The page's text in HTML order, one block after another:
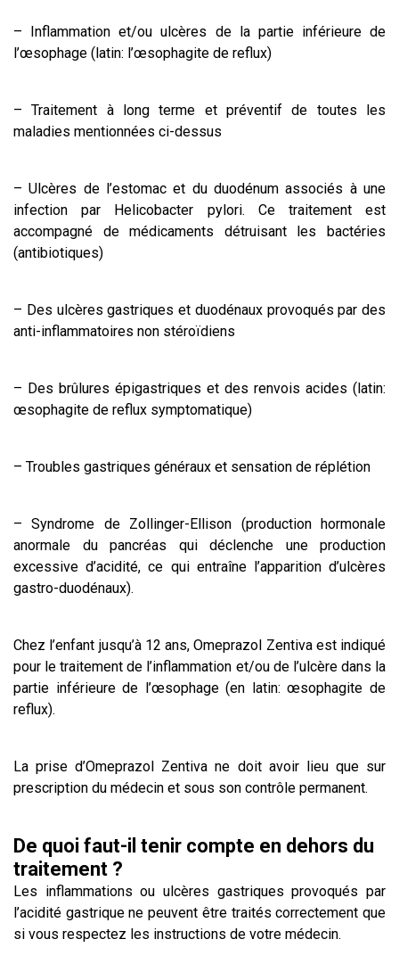
– Inflammation et/ou ulcères de la partie inférieure de
l’œsophage (latin: l’œsophagite de reflux)
– Traitement à long terme et préventif de toutes les
maladies mentionnées ci-dessus
– Ulcères de l’estomac et du duodénum associés à une
infection par Helicobacter pylori. Ce traitement est
accompagné de médicaments détruisant les bactéries
(antibiotiques)
– Des ulcères gastriques et duodénaux provoqués par des
anti-inflammatoires non stéroïdiens
– Des brûlures épigastriques et des renvois acides (latin:
œsophagite de reflux symptomatique)
– Troubles gastriques généraux et sensation de réplétion
– Syndrome de Zollinger-Ellison (production hormonale
anormale du pancréas qui déclenche une production
excessive d’acidité, ce qui entraîne l’apparition d’ulcères
gastro-duodénaux).
Chez l’enfant jusqu’à 12 ans, Omeprazol Zentiva est indiqué
pour le traitement de l’inflammation et/ou de l’ulcère dans la
partie inférieure de l’œsophage (en latin: œsophagite de
reflux).
La prise d’Omeprazol Zentiva ne doit avoir lieu que sur
prescription du médecin et sous son contrôle permanent.
De quoi faut-il tenir compte en dehors du
traitement ?
Les inflammations ou ulcères gastriques provoqués par
l’acidité gastrique ne peuvent être traités correctement que
si vous respectez les instructions de votre médecin.